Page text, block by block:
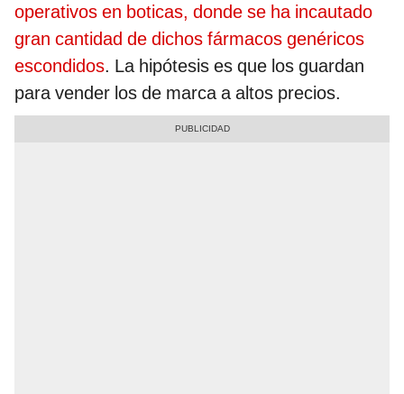
operativos en boticas, donde se ha incautado
gran cantidad de dichos fármacos genéricos
escondidos. La hipótesis es que los guardan
para vender los de marca a altos precios.